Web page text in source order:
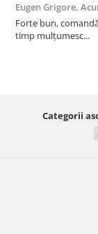
Eugen Grigore,
Forte bun,
timp mulțumesc...
Categorii